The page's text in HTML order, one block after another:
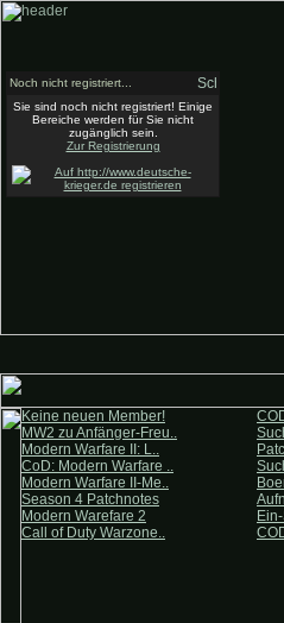
Keine neuen Member!
MW2 zu Anfänger-Freu..
Modern Warfare II: L..
CoD: Modern Warfare ..
Modern Warfare II-Me..
Season 4 Patchnotes
Modern Warefare 2
Call of Duty Warzone..
Noch nicht registriert...
Sie sind noch nicht registriert! Einige
Bereiche werden für Sie nicht
zugänglich sein.
Zur Registrierung